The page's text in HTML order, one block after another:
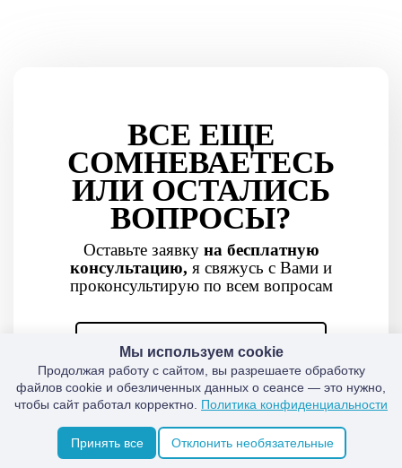
ВСЕ ЕЩЕ
СОМНЕВАЕТЕСЬ
ИЛИ ОСТАЛИСЬ
ВОПРОСЫ?
Оставьте заявку на бесплатную
консультацию, я свяжусь с Вами и
проконсультирую по всем вопросам
Мы используем cookie
Продолжая работу с сайтом, вы разрешаете обработку
файлов cookie и обезличенных данных о сеансе — это нужно,
чтобы сайт работал корректно. Политика конфиденциальности
Принять все Отклонить необязательные